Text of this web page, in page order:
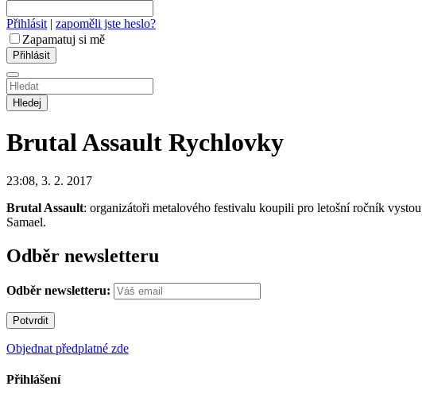
Přihlásit | zapoměli jste heslo?
Zapamatuj si mě
Hledej
Brutal Assault Rychlovky
23:08, 3. 2. 2017
Brutal Assault: organizátoři metalového festivalu koupili pro letošní ročník
Samael.
Odběr newsletteru
Odběr newsletteru:
Objednat předplatné zde
Přihlášení